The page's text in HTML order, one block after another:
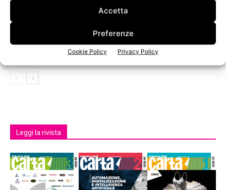
Accetta
Preferenze
Cookie Policy Privacy Policy
Voith, verso la cartiera autonoma lancia
Leggi la rivista